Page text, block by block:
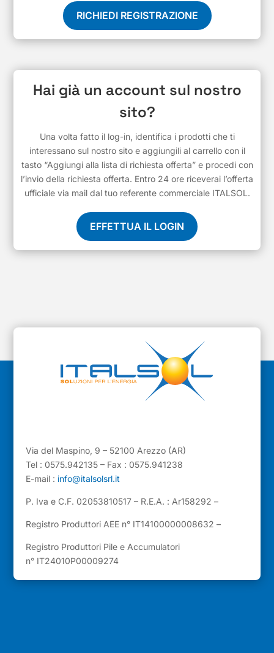
RICHIEDI REGISTRAZIONE
Hai già un account sul nostro
sito?
Una volta fatto il log-in, identifica i prodotti che ti
interessano sul nostro sito e aggiungili al carrello con il
tasto “Aggiungi alla lista di richiesta offerta” e procedi con
l’invio della richiesta offerta. Entro 24 ore riceverai l’offerta
ufficiale via mail dal tuo referente commerciale ITALSOL.
EFFETTUA IL LOGIN
Via del Maspino, 9 – 52100 Arezzo (AR)
Tel : 0575.942135 – Fax : 0575.941238
E-mail : info@italsolsrl.it
P. Iva e C.F. 02053810517 – R.E.A. : Ar158292 –
Registro Produttori AEE n° IT14100000008632 –
Registro Produttori Pile e Accumulatori
n° IT24010P00009274